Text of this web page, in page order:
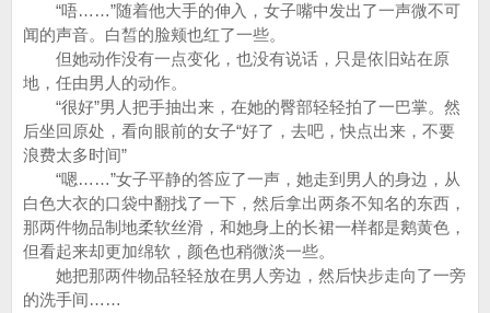
“唔……”随着他大手的伸入，女子嘴中发出了一声微不可
闻的声音。白皙的脸颊也红了一些。
但她动作没有一点变化，也没有说话，只是依旧站在原
地，任由男人的动作。
“很好”男人把手抽出来，在她的臀部轻轻拍了一巴掌。然
后坐回原处，看向眼前的女子“好了，去吧，快点出来，不要
浪费太多时间”
“嗯……”女子平静的答应了一声，她走到男人的身边，从
白色大衣的口袋中翻找了一下，然后拿出两条不知名的东西，
那两件物品制地柔软丝滑，和她身上的长裙一样都是鹅黄色，
但看起来却更加绵软，颜色也稍微淡一些。
她把那两件物品轻轻放在男人旁边，然后快步走向了一旁
的洗手间……